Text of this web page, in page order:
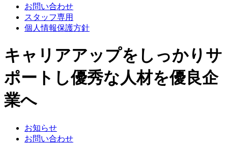
お問い合わせ
スタッフ専用
個人情報保護方針
キャリアアップをしっかりサ
ポートし優秀な人材を優良企
業へ
お知らせ
お問い合わせ